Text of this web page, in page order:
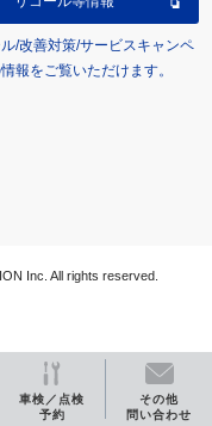
車検／点検
予約
その他
問い合わせ
/改善対策/サービスキャンペ
報をご覧いただけます。
Inc. All rights reserved.